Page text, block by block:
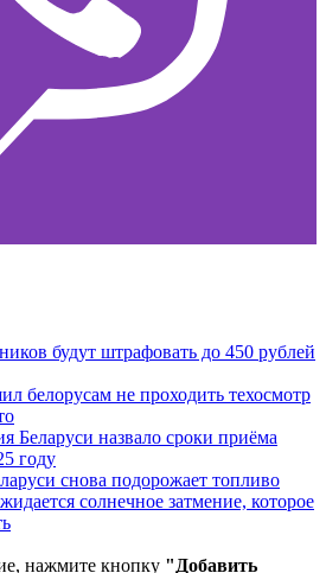
будут штрафовать до 450 рублей
белорусам не проходить техосмотр
Беларуси назвало сроки приёма
году
снова подорожает топливо
солнечное затмение, которое
нажмите кнопку "Добавить